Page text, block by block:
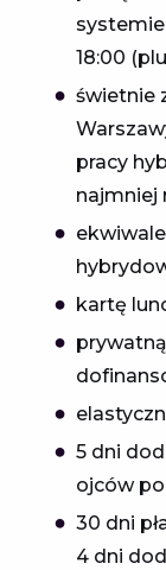
systemie
18:00
świetnie
pracy
najmniej
kartę
5 dni
ojców
30 dni
4 dni